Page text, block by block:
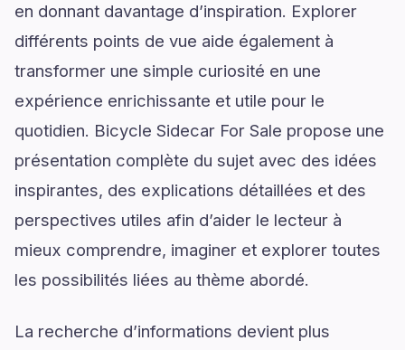
en donnant davantage d’inspiration. Explorer
différents points de vue aide également à
transformer une simple curiosité en une
expérience enrichissante et utile pour le
quotidien. Bicycle Sidecar For Sale propose une
présentation complète du sujet avec des idées
inspirantes, des explications détaillées et des
perspectives utiles afin d’aider le lecteur à
mieux comprendre, imaginer et explorer toutes
les possibilités liées au thème abordé.
La recherche d’informations devient plus